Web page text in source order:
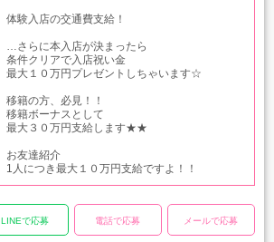
体験入店の交通費支給！
…さらに本入店が決まったら
条件クリアで入店祝い金
最大１０万円プレゼントしちゃいます☆
移籍の方、必見！！
移籍ボーナスとして
最大３０万円支給します★★
お友達紹介
1人につき最大１０万円支給ですよ！！
LINEで応募 電話で応募 メールで応募